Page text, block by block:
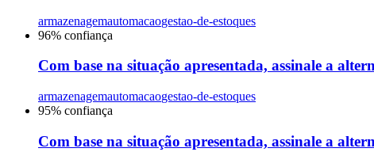
armazenagemautomacaogestao-de-estoques
96% confiança
Com base na situação apresentada, assinale a
armazenagemautomacaogestao-de-estoques
95% confiança
Com base na situação apresentada, assinale a